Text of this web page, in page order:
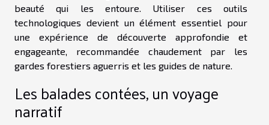
beauté qui les entoure. Utiliser ces outils
technologiques devient un élément essentiel pour
une expérience de découverte approfondie et
engageante, recommandée chaudement par les
gardes forestiers aguerris et les guides de nature.
Les balades contées, un voyage
narratif